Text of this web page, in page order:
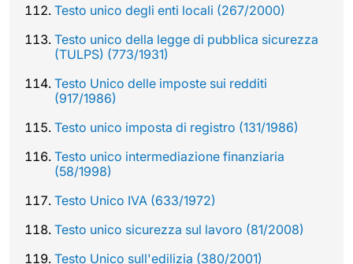
Testo unico degli enti locali (267/2000)
Testo unico della legge di pubblica sicurezza
(TULPS) (773/1931)
Testo Unico delle imposte sui redditi
(917/1986)
Testo unico imposta di registro (131/1986)
Testo unico intermediazione finanziaria
(58/1998)
Testo Unico IVA (633/1972)
Testo unico sicurezza sul lavoro (81/2008)
Testo Unico sull'edilizia (380/2001)